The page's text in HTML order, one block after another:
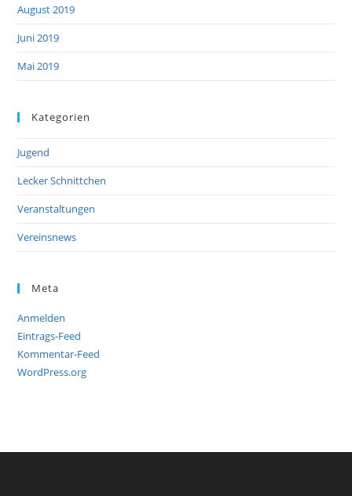
August 2019
Juni 2019
Mai 2019
Kategorien
Jugend
Lecker Schnittchen
Veranstaltungen
Vereinsnews
Meta
Anmelden
Eintrags-Feed
Kommentar-Feed
WordPress.org